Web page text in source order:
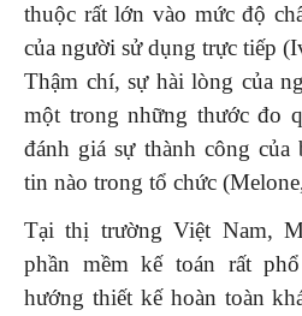
thuộc rất lớn vào mức độ
của người sử dụng trực tiếp
Thậm chí, sự hài lòng của
một trong những thước đo
đánh giá sự thành công
tin nào trong tổ chức
Tại thị trường Việt Nam,
phần mềm kế toán rất
hướng thiết kế hoàn toàn